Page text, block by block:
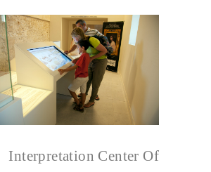
Interpretation Center Of